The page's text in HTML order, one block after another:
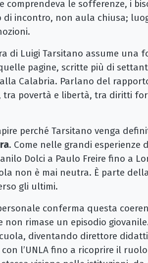
comprendeva le sofferenze, i
di incontro, non aula chiusa;
di Luigi Tarsitano assume una
pagine, scritte più di
Calabria. Parlano del
tra povertà e libertà, tra diritti
perché Tarsitano venga
. Come nelle grandi esperienze
Dolci a Paulo Freire fino a
non è mai neutra. È parte
gli ultimi.
conferma questa
non rimase un episodio
diventando direttore
l’UNLA fino a ricoprire il